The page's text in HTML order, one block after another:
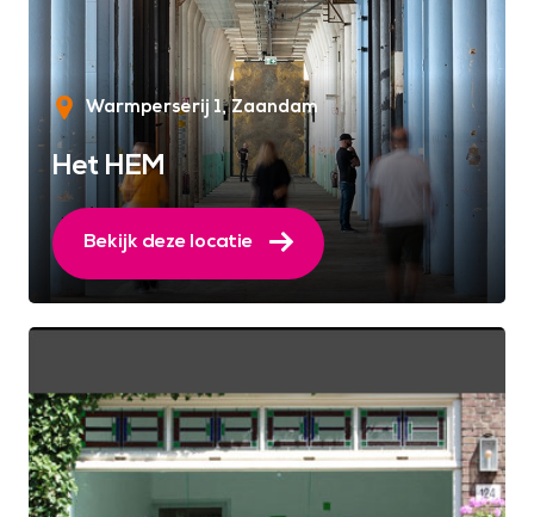
Warmperserij 1 Zaandam
Het HEM
Bekijk deze locatie